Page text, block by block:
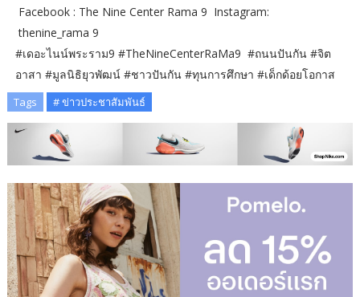
Facebook : The Nine Center Rama 9 Instagram:
thenine_rama 9
#เดอะไนน์พระราม9 #TheNineCenterRaMa9 #ถนนปันกัน #จิต
อาสา #มูลนิธิยุวพัฒน์ #ชาวปันกัน #ทุนการศึกษา #เด็กด้อยโอกาส
Tags # ข่าวประชาสัมพันธ์